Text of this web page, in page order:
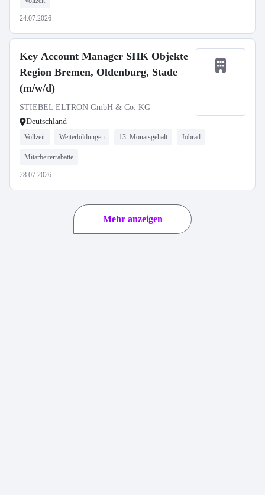
24.07.2026
Key Account Manager SHK Objekte
Region Bremen, Oldenburg, Stade
(m/w/d)
STIEBEL ELTRON GmbH & Co. KG
Deutschland
Vollzeit Weiterbildungen 13. Monatsgehalt Jobrad
Mitarbeiterrabatte
28.07.2026
Mehr anzeigen